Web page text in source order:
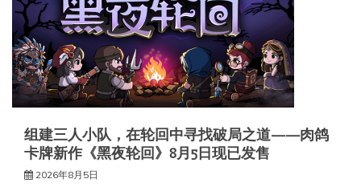
组建三人小队，在轮回中寻找破局之道——肉鸽
卡牌新作《黑夜轮回》8月5日现已发售
2026年8月5日